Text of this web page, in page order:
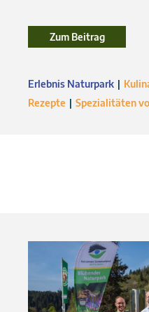
Zum BeitragZum
Erlebnis Naturpark
Rezepte
Spezialitäten